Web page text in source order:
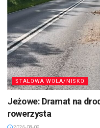
STALOWA WOLA/NISKO
Jeżowe: Dramat na
rowerzysta